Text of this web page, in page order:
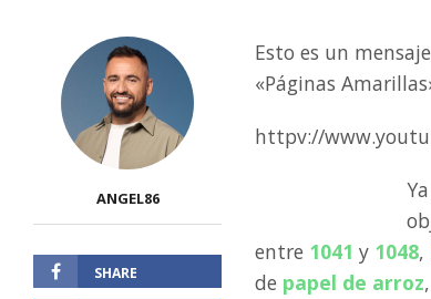
ANGEL86
SHARE
Esto es un
«Páginas
httpv://
entre 1041 y 1048,
de papel de arroz